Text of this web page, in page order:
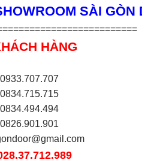
SÀI GÒN
HÀNG